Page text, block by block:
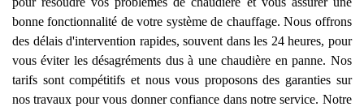
bonne fonctionnalité de votre système de chauffage. Nous offrons
des délais d'intervention rapides, souvent dans les 24 heures, pour
vous éviter les désagréments dus à une chaudière en panne. Nos
tarifs sont compétitifs et nous vous proposons des garanties sur
nos travaux pour vous donner confiance dans notre service. Notre